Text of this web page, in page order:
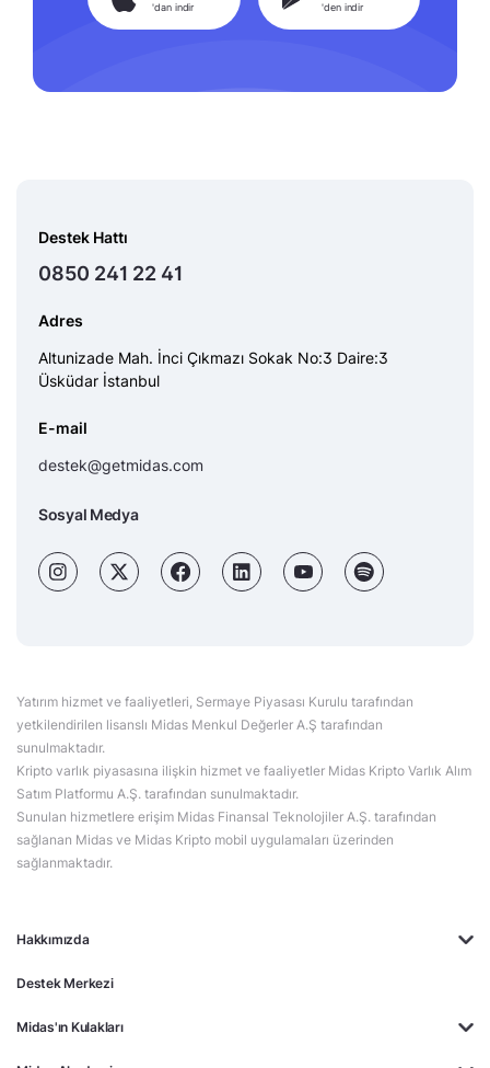
'dan indir 'den indir
Hakkımızda
Destek Merkezi
Midas'ın Kulakları
Destek Hattı
0850 241 22 41
Adres
Altunizade Mah. İnci Çıkmazı Sokak No:3 Daire:3
Üsküdar İstanbul
E-mail
destek@getmidas.com
Sosyal Medya
Yatırım hizmet ve faaliyetleri, Sermaye Piyasası Kurulu tarafından
yetkilendirilen lisanslı Midas Menkul Değerler A.Ş tarafından
sunulmaktadır.
Kripto varlık piyasasına ilişkin hizmet ve faaliyetler Midas Kripto Varlık Alım
Satım Platformu A.Ş. tarafından sunulmaktadır.
Sunulan hizmetlere erişim Midas Finansal Teknolojiler A.Ş. tarafından
sağlanan Midas ve Midas Kripto mobil uygulamaları üzerinden
sağlanmaktadır.